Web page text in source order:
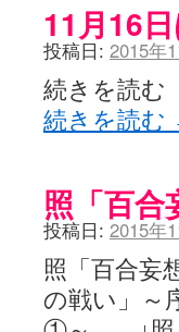
11月16
投稿日: 2015年
続きを読む
続きを読む
照「百
投稿日: 2015年
照「百合妄
の戦い」～